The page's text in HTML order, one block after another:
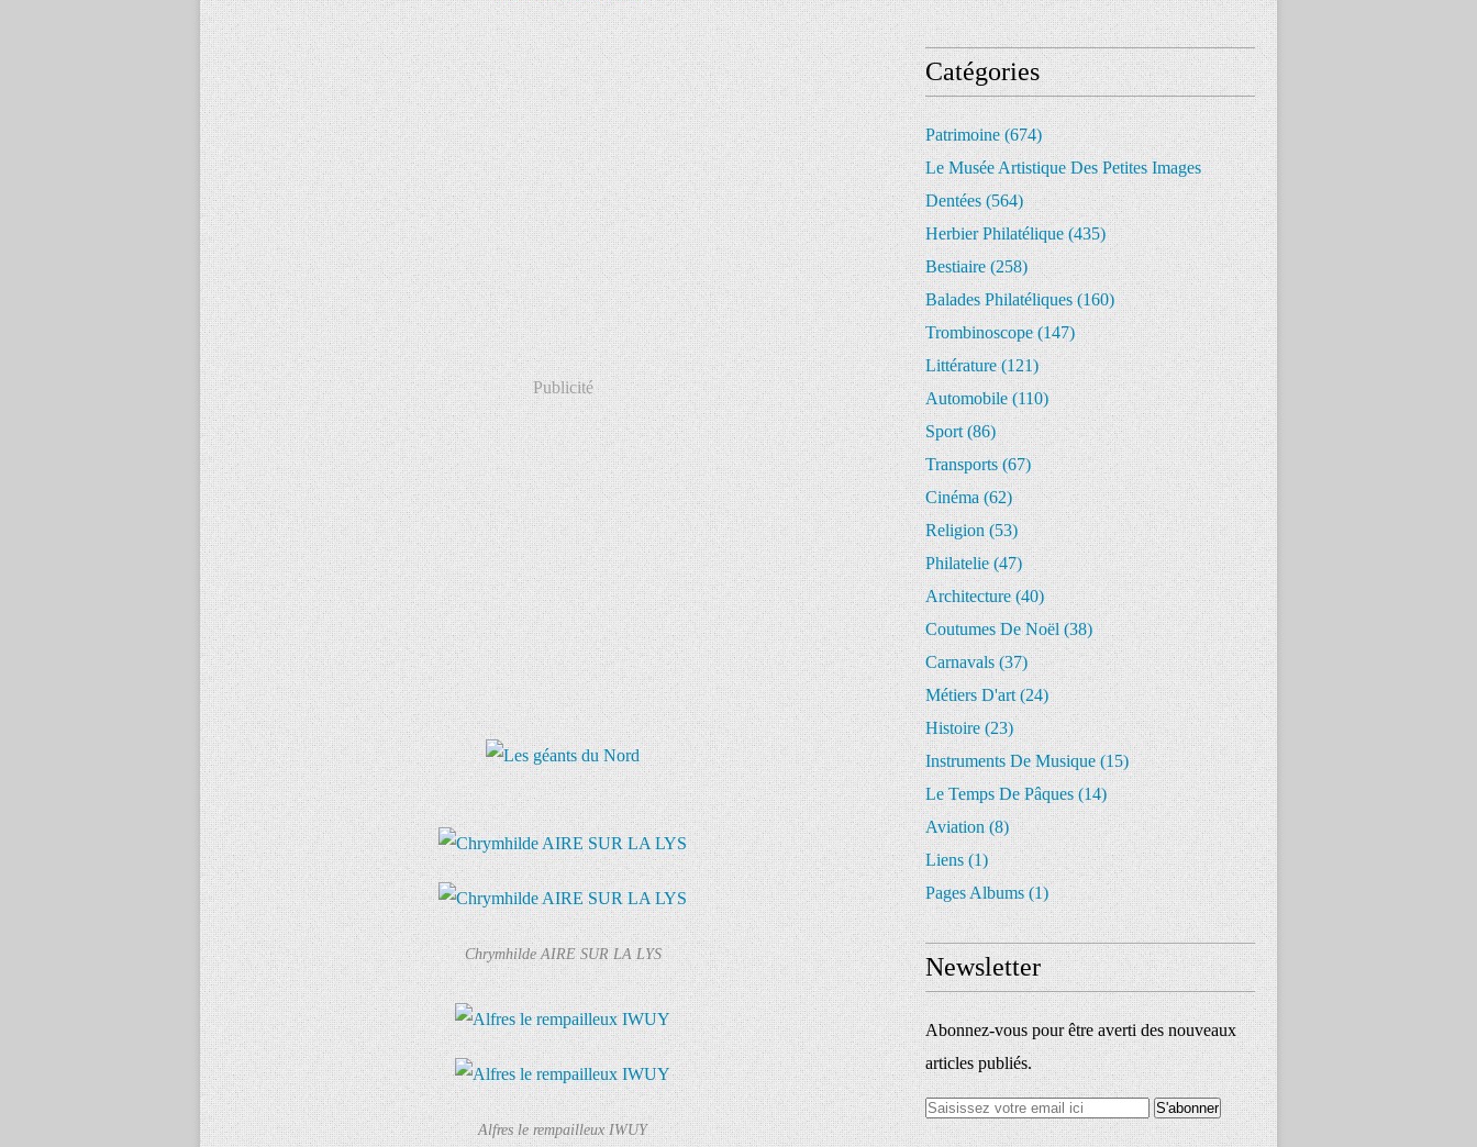
Publicité
Chrymhilde AIRE SUR LA LYS
Alfres le rempailleux IWUY
Catégories
Patrimoine(674)
Le Musée Artistique Des Petites Images
Dentées(564)
Herbier Philatélique(435)
Bestiaire(258)
Balades Philatéliques(160)
Trombinoscope(147)
Littérature(121)
Automobile(110)
Sport(86)
Transports(67)
Cinéma(62)
Religion(53)
Philatelie(47)
Architecture(40)
Coutumes De Noël(38)
Carnavals(37)
Métiers D'art(24)
Histoire(23)
Instruments De Musique(15)
Le Temps De Pâques(14)
Aviation(8)
Liens(1)
Pages Albums(1)
Newsletter
Abonnez-vous pour être averti des nouveaux
articles publiés.